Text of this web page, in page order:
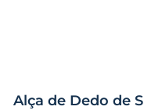
Alça de Dedo de